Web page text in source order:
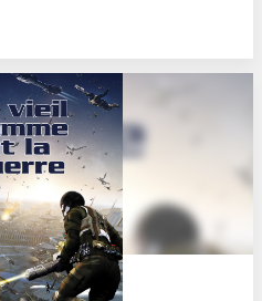
je trouve vraiment excellent. « Le Vieil